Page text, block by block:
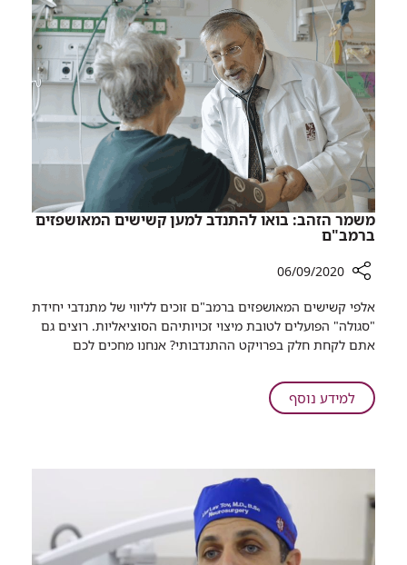
​משמר הזהב: בואו להתנדב למען קשישים המאושפזים
ברמב"ם
שיתוף
משמר
בואו
להתנדב
המאושפזים
06/09/2020
אלפי קשישים המאושפזים ברמב"ם זוכים לליווי של מתנדבי יחידת
"סגולה" הפועלים לטובת מיצוי זכויותיהם הסוציאליות. רוצים גם
אתם לקחת חלק בפרויקט ההתנדבותי? אנחנו מחכים לכם
למידע נוסףעל
להתנדב
למען
קשישים
המאושפזים